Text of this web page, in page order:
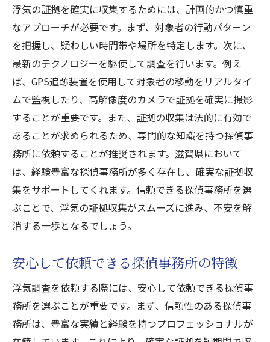
サポート力に自信のある探偵事務所
浮気調査における心強いパートナー
浮気の証拠を確実に収集するためには、計画的かつ慎重
なアプローチが必要です。まず、対象者の行動パターン
を把握し、疑わしい時間帯や場所を特定します。次に、
最新のテクノロジーを駆使して調査を行います。例え
ば、GPS追跡装置を使用して対象者の移動をリアルタイ
ムで監視したり、高解像度のカメラで証拠を確実に撮影
することが重要です。また、証拠の収集は法的に有効で
あることが求められるため、専門的な知識を持つ探偵事
務所に依頼することが推奨されます。滋賀県において
は、経験豊富な探偵事務所が多く存在し、確実な証拠収
集をサポートしてくれます。信頼できる探偵事務所を選
ぶことで、浮気の証拠収集がスムーズに進み、不安を解
消する一歩となるでしょう。
安心して依頼できる探偵事務所の特徴
浮気調査を依頼する際には、安心して依頼できる探偵事
務所を選ぶことが重要です。まず、信頼性のある探偵事
務所は、豊富な実績と経験を持つプロフェッショナルが